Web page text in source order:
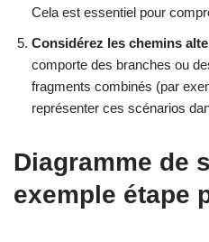
Cela est essentiel pour
Considérez les chemins
comporte des branches ou
fragments combinés (par
représenter ces scénarios
Diagramme de
exemple étape